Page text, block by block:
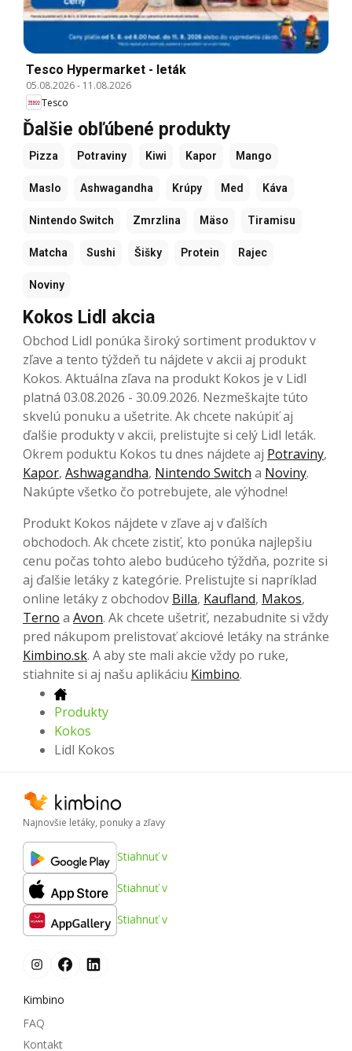
Tesco Hypermarket - leták
05.08.2026- 11.08.2026
Tesco
Ďalšie obľúbené produkty
Pizza Potraviny Kiwi Kapor Mango
Maslo Ashwagandha Krúpy Med Káva
Nintendo Switch Zmrzlina Mäso Tiramisu
Matcha Sushi Šišky Protein Rajec
Noviny
Kokos Lidl akcia
Obchod Lidl ponúka široký sortiment produktov v
zľave a tento týždeň tu nájdete v akcii aj produkt
Kokos. Aktuálna zľava na produkt Kokos je v Lidl
platná 03.08.2026 - 30.09.2026. Nezmeškajte túto
skvelú ponuku a ušetrite. Ak chcete nakúpiť aj
ďalšie produkty v akcii, prelistujte si celý Lidl leták.
Okrem poduktu Kokos tu dnes nájdete aj Potraviny,
Kapor, Ashwagandha, Nintendo Switch a Noviny.
Nakúpte všetko čo potrebujete, ale výhodne!
Produkt Kokos nájdete v zľave aj v ďalších
obchodoch. Ak chcete zistiť, kto ponúka najlepšiu
cenu počas tohto alebo budúceho týždňa, pozrite si
aj ďalšie letáky z kategórie. Prelistujte si napríklad
online letáky z obchodov Billa, Kaufland, Makos,
Terno a Avon. Ak chcete ušetriť, nezabudnite si vždy
pred nákupom prelistovať akciové letáky na stránke
Kimbino.sk. A aby ste mali akcie vždy po ruke,
stiahnite si aj našu aplikáciu Kimbino.
Produkty
Kokos
Lidl Kokos
Najnovšie letáky, ponuky a zľavy
Stiahnuť v
Stiahnuť v
Stiahnuť v
Kimbino
FAQ
Kontakt